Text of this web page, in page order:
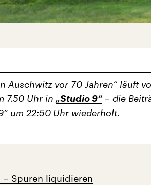
Auschwitz vor 70 Jahren“ läuft
7.50 Uhr in „Studio 9“ – die
um 22:50 Uhr wiederholt.
– Spuren liquidieren